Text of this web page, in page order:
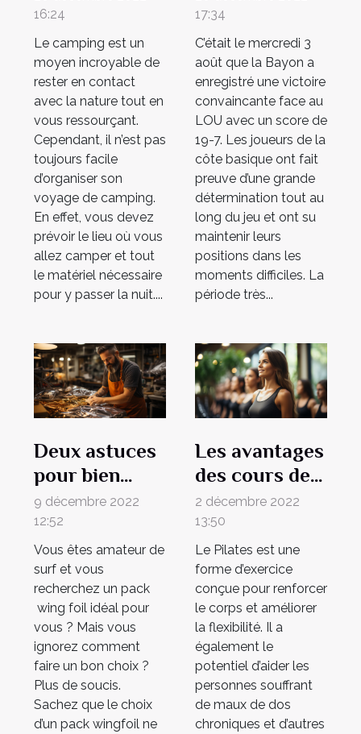
pour le
camping
16:24
Le camping est un
moyen incroyable de
rester en contact
avec la nature tout en
vous ressourçant.
Cependant, il n’est pas
toujours facile
d’organiser son
voyage de camping.
En effet, vous devez
prévoir le lieu où vous
allez camper et tout
le matériel nécessaire
pour y passer la nuit....
contre Lyon ?
17:34
C’était le mercredi 3
août que la Bayon a
enregistré une victoire
convaincante face au
LOU avec un score de
19-7. Les joueurs de la
côte basique ont fait
preuve d’une grande
détermination tout au
long du jeu et ont su
maintenir leurs
positions dans les
moments difficiles. La
période très...
Deux astuces
pour bien
choisir son
pack wing foil
9 décembre 2022
12:52
Vous êtes amateur de
surf et vous
recherchez un pack
wing foil idéal pour
vous ? Mais vous
ignorez comment
faire un bon choix ?
Plus de soucis.
Sachez que le choix
d’un pack wingfoil ne
Les avantages
des cours de
Pilates et
pourquoi ils
en valent la
peine
2 décembre 2022
13:50
Le Pilates est une
forme d’exercice
conçue pour renforcer
le corps et améliorer
la flexibilité. Il a
également le
potentiel d’aider les
personnes souffrant
de maux de dos
chroniques et d’autres